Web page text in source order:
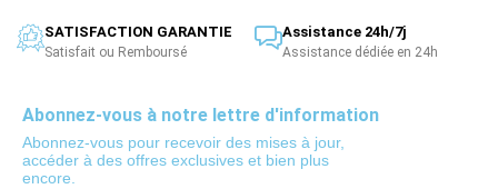
SATISFACTION GARANTIE
Satisfait ou Remboursé
Assistance 24h/7j
Assistance dédiée en 24h
Abonnez-vous à notre lettre d'information
Abonnez-vous pour recevoir des mises à jour,
accéder à des offres exclusives et bien plus
encore.